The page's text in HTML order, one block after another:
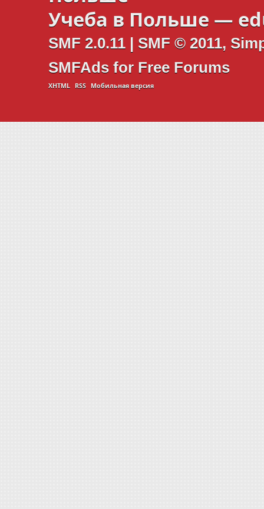
Учеба в Польше —
SMF 2.0.11 | SMF © 2011,
SMFAds for Free Forums
XHTML RSS Мобильная версия